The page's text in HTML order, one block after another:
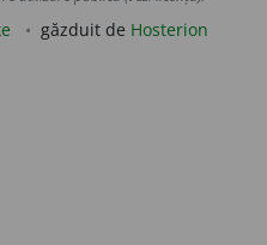
găzduit de Hosterion